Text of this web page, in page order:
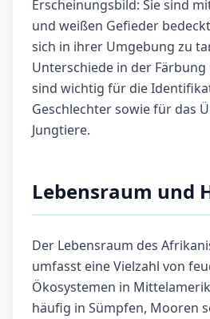
Erscheinungsbild: Sie sind
und weißen Gefieder
sich in ihrer Umgebung zu
Unterschiede in der
sind wichtig für die
Geschlechter sowie für das
Jungtiere.
Lebensraum und
Der Lebensraum des
umfasst eine Vielzahl von
Ökosystemen in
häufig in Sümpfen, Mooren